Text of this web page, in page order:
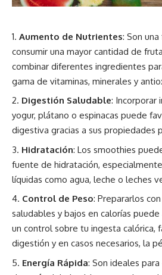
Aumento de Nutrientes: Son
consumir una mayor cantidad de
combinar diferentes ingredientes
gama de vitaminas, minerales y
Digestión Saludable: Incorporar
yogur, plátano o espinacas puede
digestiva gracias a sus propiedades
Hidratación: Los smoothies
fuente de hidratación,
líquidas como agua, leche o leches
Control de Peso: Prepararlos
saludables y bajos en calorías
un control sobre tu ingesta calórica,
digestión y en casos necesarios, la
Energía Rápida: Son ideales